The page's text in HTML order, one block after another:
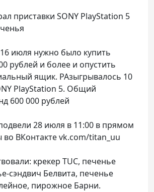
приставки SONY PlayStation 5
июля нужно было купить
рублей и более и опустить
ящик. РАзыгрывалось 10
PlayStation 5. Общий
600 000 рублей
28 июля в 11:00 в прямом
во ВКонтакте vk.com/titan_uu
крекер TUC, печенье
сэндвич Белвита, печенье
пирожное Барни.